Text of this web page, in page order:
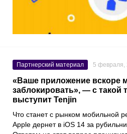
Партнерский материал 5 февраля,
«Ваше приложение вскоре
заблокировать», — с такой
выступит Tenjin
Что станет с рынком мобильной
Apple дернет в iOS 14 за